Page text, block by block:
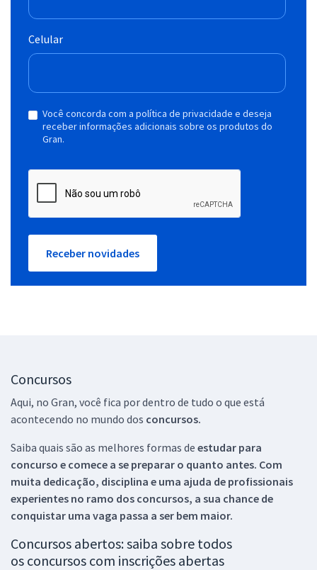
Celular
Você concorda com a política de privacidade e deseja
receber informações adicionais sobre os produtos do
Gran.
Receber novidades
Concursos
Aqui, no Gran, você fica por dentro de tudo o que está
acontecendo no mundo dos concursos.
Saiba quais são as melhores formas de estudar para
concurso e comece a se preparar o quanto antes. Com
muita dedicação, disciplina e uma ajuda de profissionais
experientes no ramo dos concursos, a sua chance de
conquistar uma vaga passa a ser bem maior.
Concursos abertos: saiba sobre todos
os concursos com inscrições abertas